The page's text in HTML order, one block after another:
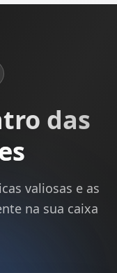
das
valiosas e as
na sua caixa